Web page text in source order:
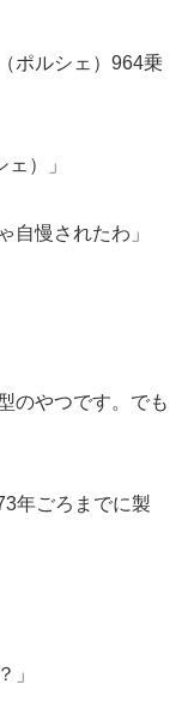
ポルシェ）964乗
）」
自慢されたわ」
のやつです。でも
年ごろまでに製
」